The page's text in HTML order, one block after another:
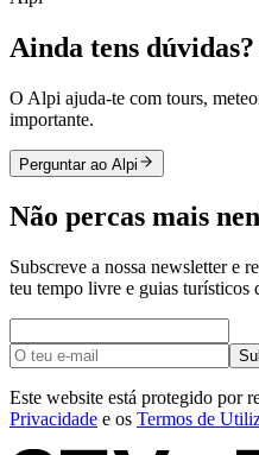
Ainda tens
O Alpi ajuda-te com tours,
importante.
Perguntar ao Alpi
Não percas mais
Subscreve a nossa newsletter e
teu tempo livre e guias turísticos
Este website está protegido por
Privacidade e os Termos de